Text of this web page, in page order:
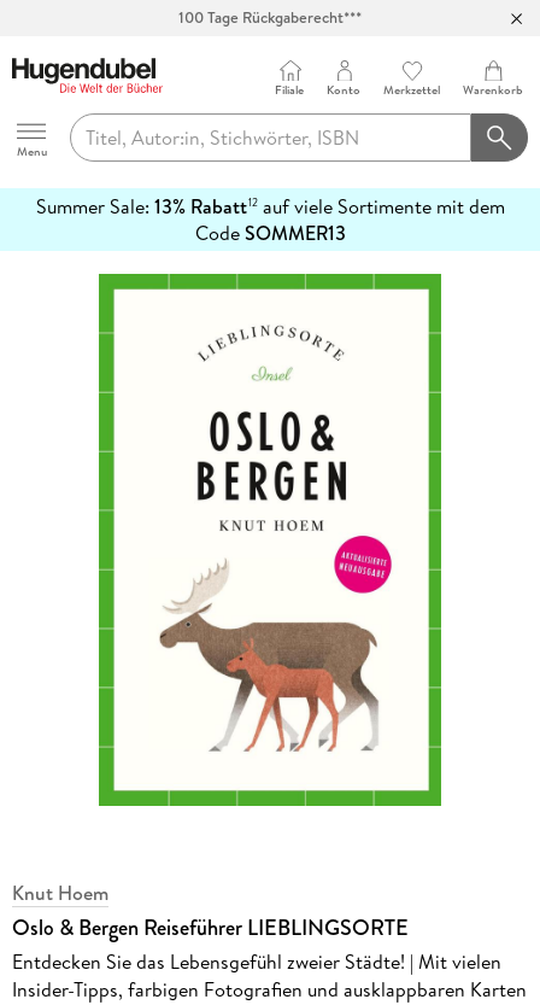
100 Tage Rückgaberecht***
Hugendubel
Menu
Filiale Konto Merkzettel Warenkorb
Summer Sale: 13% Rabatt12auf viele Sortimente mit dem
CodeSOMMER13
erfahren
Knut Hoem
Oslo & Bergen Reiseführer LIEBLINGSORTE
Entdecken Sie das Lebensgefühl zweier Städte! | Mit vielen
Insider-Tipps, farbigen Fotografien und ausklappbaren Karten